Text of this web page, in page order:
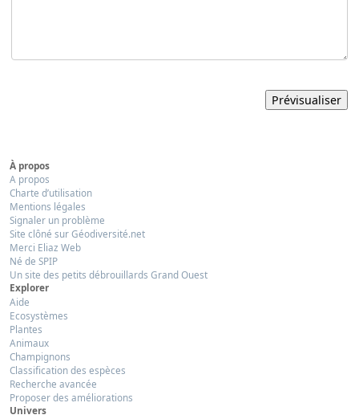
À propos
A propos
Charte d’utilisation
Mentions légales
Signaler un problème
Site clôné sur Géodiversité.net
Merci Eliaz Web
Né de SPIP
Un site des petits débrouillards Grand Ouest
Explorer
Aide
Ecosystèmes
Plantes
Animaux
Champignons
Classification des espèces
Recherche avancée
Proposer des améliorations
Univers